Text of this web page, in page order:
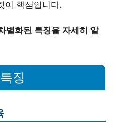
이 핵심입니다.
별화된 특징을 자세히 알
징